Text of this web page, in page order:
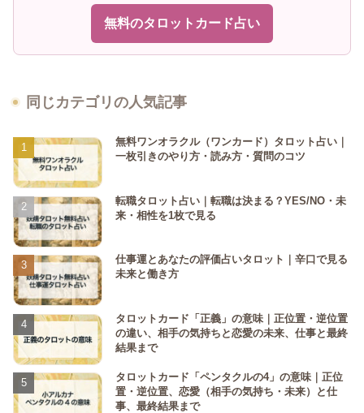
無料のタロットカード占い
同じカテゴリの人気記事
無料ワンオラクル（ワンカード）タロット占い｜
一枚引きのやり方・読み方・質問のコツ
転職タロット占い｜転職は決まる？YES/NO・未
来・相性を1枚で見る
仕事運とあなたの評価占いタロット｜辛口で見る
未来と働き方
タロットカード「正義」の意味｜正位置・逆位置
の違い、相手の気持ちと恋愛の未来、仕事と最終
結果まで
タロットカード「ペンタクルの4」の意味｜正位
置・逆位置、恋愛（相手の気持ち・未来）と仕
事、最終結果まで